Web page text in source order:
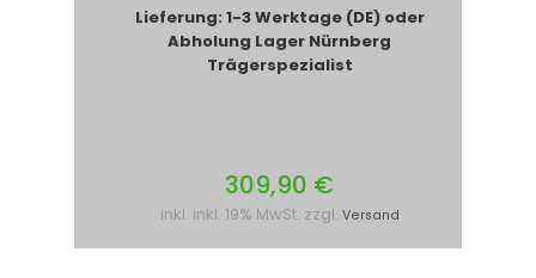
Lieferung: 1-3 Werktage (DE) oder
Abholung Lager Nürnberg
Trägerspezialist
309,90 €
inkl. inkl. 19% MwSt. zzgl. Versand